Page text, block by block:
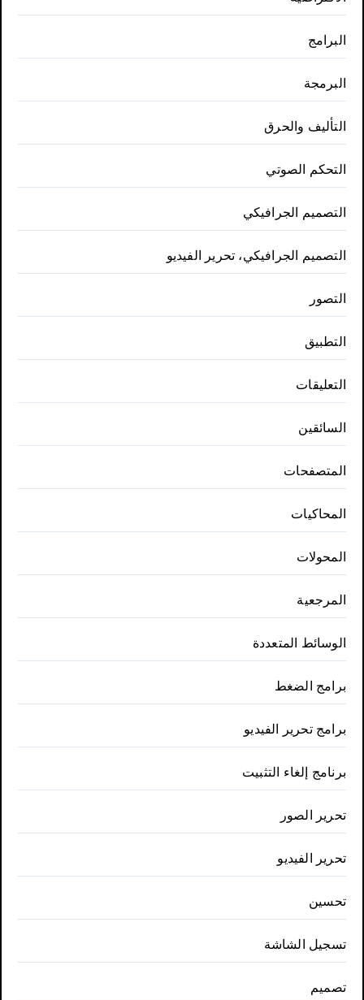
البرامج
البرمجة
التأليف والحرق
التحكم الصوتي
التصميم الجرافيكي
التصميم الجرافيكي، تحرير الفيديو
التصور
التطبيق
التعليقات
السائقين
المتصفحات
المحاكيات
المحولات
المرجعية
الوسائط المتعددة
برامج الضغط
برامج تحرير الفيديو
برنامج إلغاء التثبيت
تحرير الصور
تحرير الفيديو
تحسين
تسجيل الشاشة
تصميم